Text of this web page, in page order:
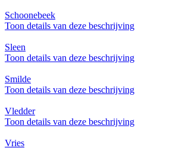
Schoonebeek
Toon details van deze beschrijving
Sleen
Toon details van deze beschrijving
Smilde
Toon details van deze beschrijving
Vledder
Toon details van deze beschrijving
Vries